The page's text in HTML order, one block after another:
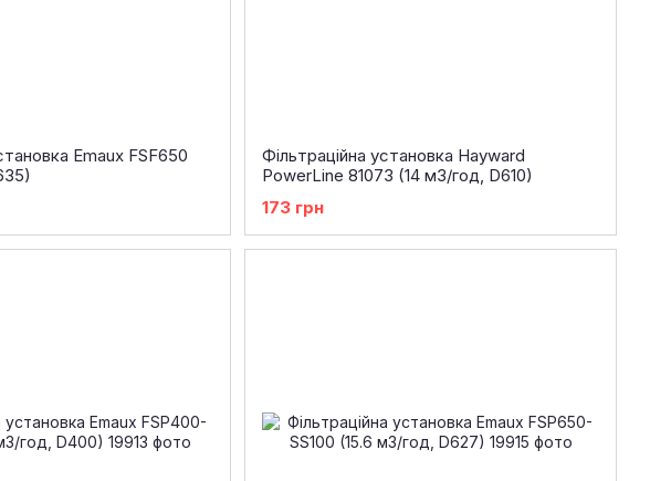
Emaux FSF650
Фільтраційна установка Hayward
PowerLine 81073 (14 м3/год, D610)
173 грн